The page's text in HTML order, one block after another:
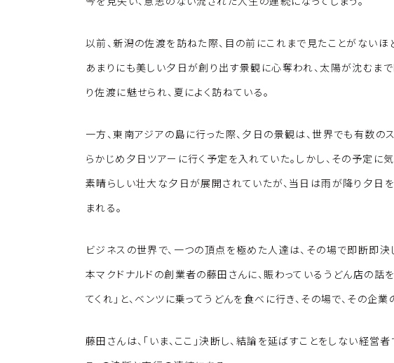
k o
k
以前、新潟の佐渡を訪ねた際、目の前にこれまで見たことがないほ
あまりにも美しい夕日が創り出す景観に心奪われ、太陽が沈むまで
り佐渡に魅せられ、夏によく訪ねている。
一方、東南アジアの島に行った際、夕日の景観は、世界でも有数の
らかじめ夕日ツアーに行く予定を入れていた。しかし、その予定に
素晴らしい壮大な夕日が展開されていたが、当日は雨が降り夕日
まれる。
ビジネスの世界で、一つの頂点を極めた人達は、その場で即断即決
本マクドナルドの創業者の藤田さんに、賑わっているうどん店の話を
てくれ」と、ベンツに乗ってうどんを食べに行き、その場で、その企
藤田さんは、「いま、ここ」決断し、結論を延ばすことをしない経営